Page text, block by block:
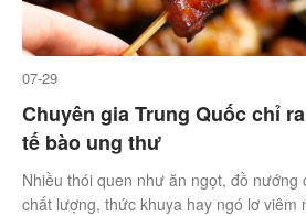
07-29
Chuyên gia Trung Quốc chỉ
tế bào ung thư
Nhiều thói quen như ăn ngọt, đồ nướng
chất lượng, thức khuya hay ngó lơ viêm